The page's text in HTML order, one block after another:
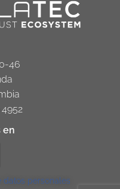
46
en
datos personales